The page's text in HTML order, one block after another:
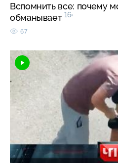
Вспомнить все: почему
обманывает 16+
67